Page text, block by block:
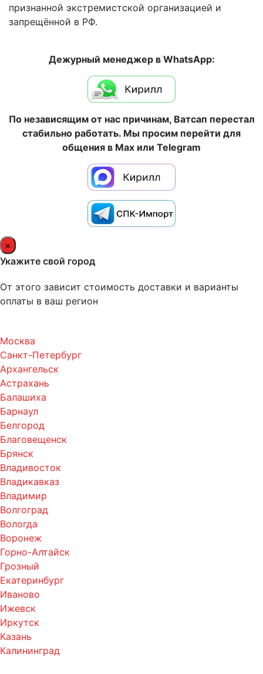
признанной экстремистской организацией и
запрещённой в РФ.
Дежурный менеджер в WhatsApp:
По независящим от нас причинам, Ватсап перестал
стабильно работать. Мы просим перейти для
общения в Max или Telegram
×
Укажите свой город
От этого зависит стоимость доставки и варианты
оплаты в ваш регион
Москва
Санкт-Петербург
Архангельск
Астрахань
Балашиха
Барнаул
Белгород
Благовещенск
Брянск
Владивосток
Владикавказ
Владимир
Волгоград
Вологда
Воронеж
Горно-Алтайск
Грозный
Екатеринбург
Иваново
Ижевск
Иркутск
Казань
Калининград